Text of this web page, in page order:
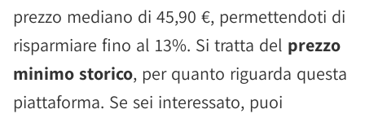
prezzo mediano di 45,90 €, permettendoti di
risparmiare fino al 13%. Si tratta del prezzo
minimo storico, per quanto riguarda questa
piattaforma. Se sei interessato, puoi